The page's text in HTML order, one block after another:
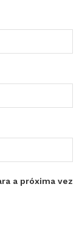
a próxima vez